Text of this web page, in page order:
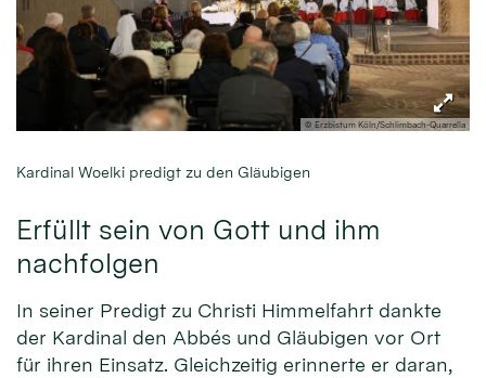
© Erzbistum Köln/Schlimbach-Quarrella
Kardinal Woelki predigt zu den Gläubigen
Erfüllt sein von Gott und ihm
nachfolgen
In seiner Predigt zu Christi Himmelfahrt dankte
der Kardinal den Abbés und Gläubigen vor Ort
für ihren Einsatz. Gleichzeitig erinnerte er daran,